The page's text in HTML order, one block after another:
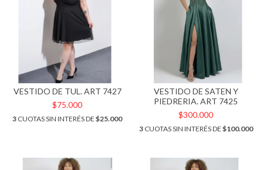
VESTIDO DE TUL. ART 7427
$75.000
3 CUOTAS SIN INTERÉS DE $25.000
VESTIDO DE SATEN Y
PIEDRERIA. ART 7425
$300.000
3CUOTAS SIN INTERÉS DE $100.000